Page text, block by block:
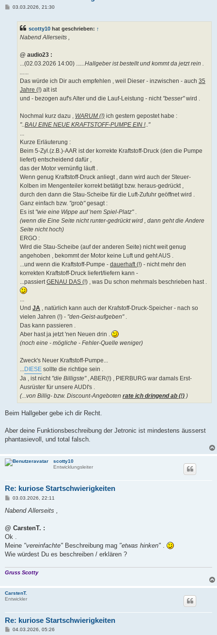
B03.03.2026, 21:30
scotty10 hat geschrieben: ↑
Nabend Allerseits ,
@ audio23 :
...(02.03.2026 14:00) ......Hallgeber ist bestellt und kommt da jetzt rein .
......
Das würde ich Dir auch empfehlen , weil Dieser - inzwischen - auch 35
Jahre (!) alt ist
und - bezogen auf's Alter und die Lauf-Leistung - nicht "besser"wird .
Nochmal kurz dazu , WARUM (!) ich gestern gepostet habe :
"..BAU EINE NEUE KRAFTSTOFF-PUMPE EIN !.."
...
Kurze Erläuterung :
Beim 5-Zyl.(z.B.)-AAR ist der korrekte Kraftstoff-Druck (den die Pumpe
liefert) entscheidend dafür ,
das der Motor vernünfig läuft .
Wenn genug Kraftstoff-Druck anliegt , dann wird auch der Steuer-
Kolben im Mengenteiler korrekt betätigt bzw. heraus-gedrückt ,
durch den dann die Stau-Scheibe für die Luft-Zufuhr geöffnet wird .
Ganz einfach bzw. "grob"gesagt :
Es ist "wie eine Wippe auf 'nem Spiel-Platz".
(wenn die Eine Seite nicht runter-gedrückt wird , dann geht die Andere
Seite nicht hoch)
ERGO :
Wird die Stau-Scheibe (auf der anderen Seite) nicht weit genug
angehoben , bekommt der Motor keine Luft und geht AUS .
...und wenn die Kraftstoff-Pumpe - dauerhaft (!) - nicht mehr den
korrekten Kraftstoff-Druck liefert/liefern kann -
...passiertGENAU DAS (!) , was Du schon mehrmals beschrieben hast .
...
Und JA , natürlich kann auch der Krafstoff-Druck-Speicher - nach so
vielen Jahren (!) - "den-Geist-aufgeben".
Das kann passieren .
Aber hast ja jetzt 'nen Neuen drin .
(noch eine - mögliche - Fehler-Quelle weniger)
Zweck's Neuer Kraftstoff-Pumpe...
...DIESE sollte die richtige sein .
Ja , ist nicht "die Billigste", ABER(!) , PIERBURG war damals Erst-
Ausrüster für unsere AUDI's .
(...von Billig- bzw. Discount-Angeboten rate ich dringend ab (!) )
Beim Hallgeber gebe ich dir Recht.
Aber deine Funktionsbeschreibung der Jetronic ist mindestens äusserst
phantasievoll, und total falsch.
scotty10
Entwicklungsleiter
Re: kuriose Startschwierigkeiten
B
i
a
03.03.2026, 22:11
Nabend Allerseits ,
@ CarstenT. :
Ok .
Meine "vereinfachte" Beschreibung mag "etwas hinken"
Wie würdest Du es beschreiben / erklären ?
Gruss Scotty
CarstenT.
Entwickler
Re: kuriose Startschwierigkeiten
B04.03.2026, 05:26